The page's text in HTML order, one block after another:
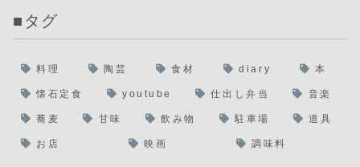
■タグ
料理 陶芸 食材 diary 本
懐石定食 youtube 仕出し弁当 音楽
蕎麦 甘味 飲み物 駐車場 道具
お店 映画 調味料